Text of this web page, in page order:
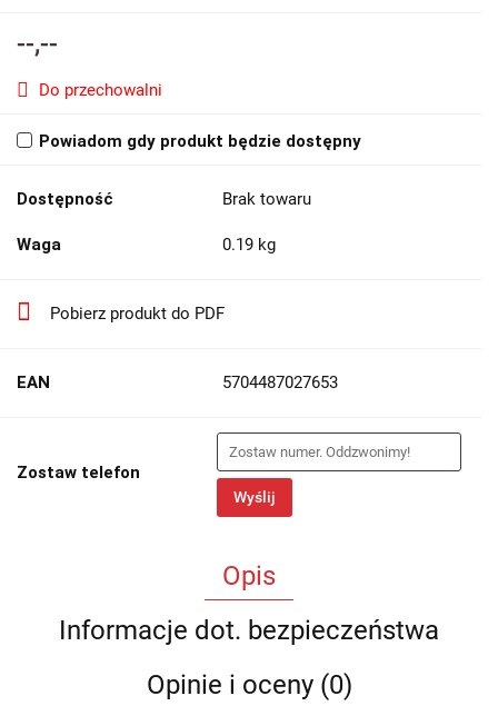
--,--
Do przechowalni
Powiadom gdy produkt będzie dostępny
Dostępność Brak towaru
Waga 0.19 kg
Pobierz produkt do PDF
EAN 5704487027653
Zostaw telefon
Wyślij
Opis
Informacje dot. bezpieczeństwa
Opinie i oceny (0)